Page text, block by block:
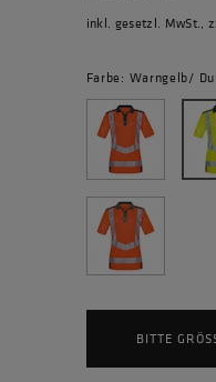
inkl. gesetzl. MwSt.,
Farbe: Warngelb/
BITTE